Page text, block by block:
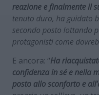
reazione e finalmente il
tenuto duro, ha guidato
secondo posto lottando
protagonisti come
E ancora: “Ha
confidenza in sé e nella
posto allo sconforto e